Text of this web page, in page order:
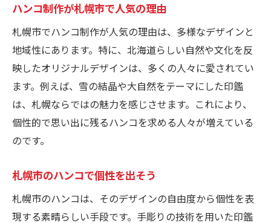
風景を活かしたハンコ制作技法
日常生活を豊かにする印鑑の力
ハンコで日常を豊かにする方法
日常生活に役立つハンコの使い方
ハンコに秘められた生活の豊かさ
日常を変えるハンコの力
印鑑作成で札幌市の魅力を体感
札幌市で感じるハンコの魅力
ハンコ作成で札幌市を体感
ハンコ制作が札幌市で人気の理由
札幌市でハンコ制作が人気の理由は、多様なデザインと
地域性にあります。特に、北海道らしい自然や文化を反
映したオリジナルデザインは、多くの人々に愛されてい
ます。例えば、雪の結晶や大自然をテーマにした印鑑
は、札幌ならではの魅力を感じさせます。これにより、
個性的で思い出に残るハンコを求める人々が増えている
のです。
札幌市のハンコで個性を出そう
札幌市のハンコは、そのデザインの自由度から個性を表
現する素晴らしい手段です。手彫りの技術を用いた印鑑